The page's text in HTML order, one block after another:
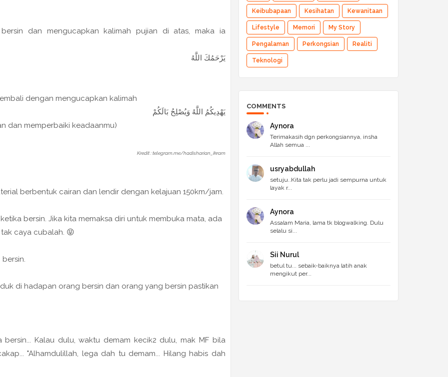
dan mengucapkan kalimah pujian di atas, maka ia
يَرْحَمُكَ اللَّهُ
dengan mengucapkan kalimah
يَهْدِيكُمُ اللَّهُ وَيُصْلِحُ بَالَكُمْ
dan memperbaiki keadaanmu)
Kredit : telegram.me/hadisharian_ikram
berbentuk cairan dan lendir dengan kelajuan 150km/jam.
bersin. Jika kita memaksa diri untuk membuka mata, ada
caya cubalah. 😝
di hadapan orang bersin dan orang yang bersin pastikan
Kalau dulu, waktu demam kecik2 dulu, mak MF bila
"Alhamdulillah, lega dah tu demam... Hilang habis dah
Keibubapaan Kesihatan Kewanitaan
Lifestyle Memori My Story
Pengalaman Perkongsian Realiti
Teknologi
COMMENTS
Aynora
Terimakasih dgn perkongsiannya, insha
Allah semua ...
usryabdullah
setuju..Kita tak perlu jadi sempurna untuk
layak r...
Aynora
Assalam Maria, lama tk blogwalking. Dulu
selalu si...
Sii Nurul
betul tu... sebaik-baiknya latih anak
mengikut per...